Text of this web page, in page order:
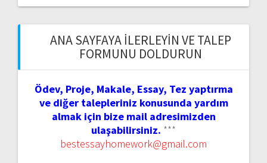
ANA SAYFAYA İLERLEYIN VE TALEP
FORMUNU DOLDURUN
Ödev, Proje, Makale, Essay, Tez yaptırma
ve diğer talepleriniz konusunda yardım
almak için bize mail adresimizden
ulaşabilirsiniz. ***
bestessayhomework@gmail.com